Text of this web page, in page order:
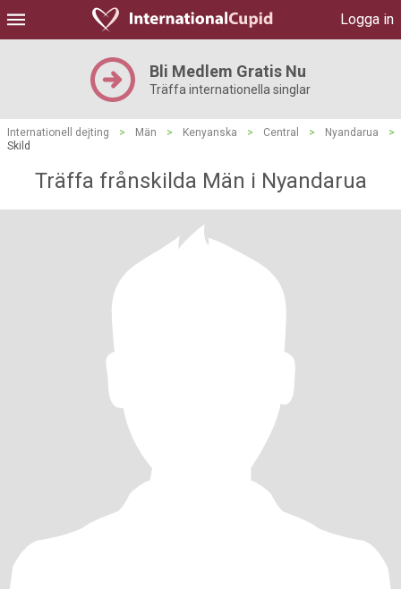
Logga in
Bli Medlem Gratis Nu
Träffa internationella singlar
Internationell dejting > Män > Kenyanska > Central > Nyandarua
>
Skild
Träffa frånskilda Män i Nyandarua